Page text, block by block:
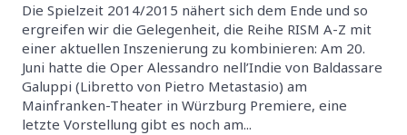
Die Spielzeit 2014/2015 nähert sich dem Ende und so
ergreifen wir die Gelegenheit, die Reihe RISM A-Z mit
einer aktuellen Inszenierung zu kombinieren: Am 20.
Juni hatte die Oper Alessandro nell’Indie von Baldassare
Galuppi (Libretto von Pietro Metastasio) am
Mainfranken-Theater in Würzburg Premiere, eine
letzte Vorstellung gibt es noch am...